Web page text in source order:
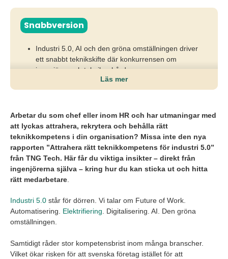
Snabbversion
Industri 5.0, AI och den gröna omställningen driver
ett snabbt teknikskifte där konkurrensen om
ingenjörer och tekniker hårdnar.
När arbetsgivare inte lyssnar på kandidaternas krav
För att lyckas behöver organisationer erbjuda starkt
ledarskap, snabbare rekryteringar, tydlig
kommunikation och utvecklingsmöjligheter som
matchar ingenjörernas förväntningar.
Läs mer
Arbetar du som chef eller inom HR och har utmaningar med
att lyckas attrahera, rekrytera och behålla rätt
teknikkompetens i din organisation? Missa inte den nya
rapporten ”Attrahera rätt teknikkompetens för industri 5.0”
från TNG Tech. Här får du viktiga insikter – direkt från
ingenjörerna själva – kring hur du kan sticka ut och hitta
rätt medarbetare.
Industri 5.0 står för dörren. Vi talar om Future of Work.
Automatisering. Elektrifiering. Digitalisering. AI. Den gröna
omställningen.
Samtidigt råder stor kompetensbrist inom många branscher.
Vilket ökar risken för att svenska företag istället för att